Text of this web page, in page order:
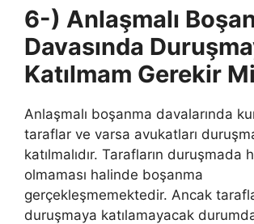
6-) Anlaşmalı
Davasında
Katılmam Gerekir
Anlaşmalı boşanma davalarında
taraflar ve varsa avukatları
katılmalıdır. Tarafların duruşmada
olmaması halinde boşanma
gerçekleşmemektedir. Ancak
duruşmaya katılamayacak